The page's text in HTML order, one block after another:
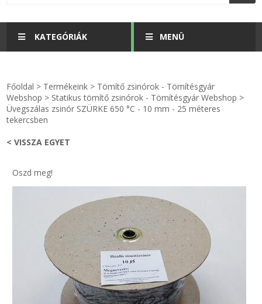
KATEGÓRIÁK
KULCSTARTÓ - KULCSKARIKA
IPARI KARIMA TÖMÍTÉS
TÖMÍTŐ TÁBLA - SZIGETELŐ LEMEZ
GUMILEMEZ - FILC - HÓTOLÓ
TÖMÍTŐ ZSINÓR - RAGASZTÓ
MENÜ
videók
Egyedi gyártás
Hírek
Kapcsolat
ÁSZF
Főoldal > Termékeink > Tömítő zsinórok - Tömítésgyár
Webshop > Statikus tömítő zsinórok - Tömítésgyár Webshop >
Üvegszálas zsinór SZÜRKE 650 °C - 10 mm - 25 méteres
tekercsben
< VISSZA EGYET
Oszd meg!